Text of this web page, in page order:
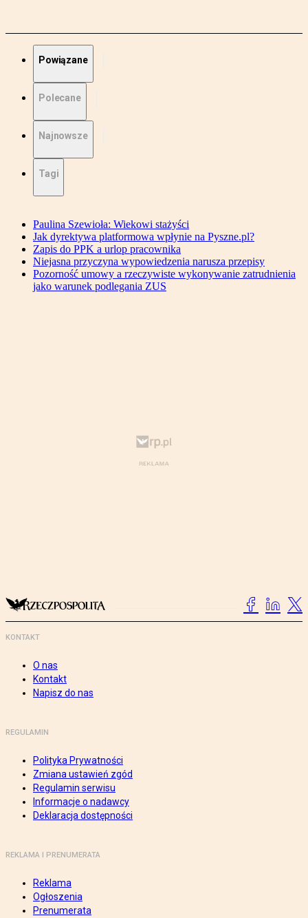
Powiązane
Polecane
Najnowsze
Tagi
Paulina Szewioła: Wiekowi stażyści
Jak dyrektywa platformowa wpłynie na Pyszne.pl?
Zapis do PPK a urlop pracownika
Niejasna przyczyna wypowiedzenia narusza przepisy
Pozorność umowy a rzeczywiste wykonywanie zatrudnienia
jako warunek podlegania ZUS
KONTAKT
O nas
Kontakt
Napisz do nas
REGULAMIN
Polityka Prywatności
Zmiana ustawień zgód
Regulamin serwisu
Informacje o nadawcy
Deklaracja dostępności
REKLAMA I PRENUMERATA
Reklama
Ogłoszenia
Prenumerata